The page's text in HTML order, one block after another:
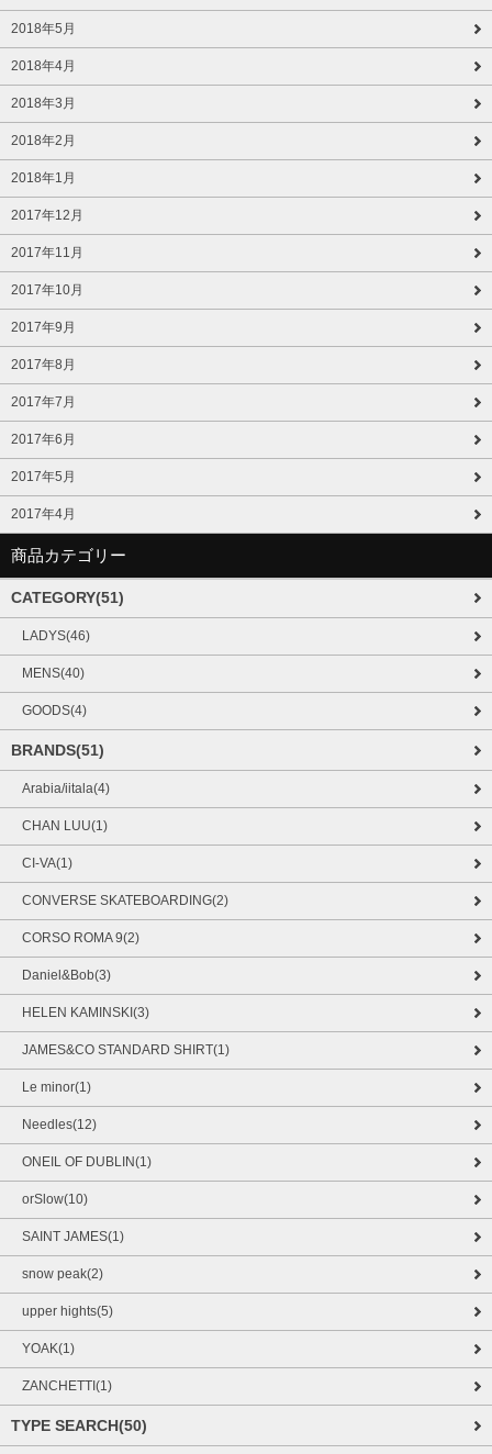
2018年5月
2018年4月
2018年3月
2018年2月
2018年1月
2017年12月
2017年11月
2017年10月
2017年9月
2017年8月
2017年7月
2017年6月
2017年5月
2017年4月
商品カテゴリー
CATEGORY(51)
LADYS(46)
MENS(40)
GOODS(4)
BRANDS(51)
Arabia/iitala(4)
CHAN LUU(1)
CI-VA(1)
CONVERSE SKATEBOARDING(2)
CORSO ROMA 9(2)
Daniel&Bob(3)
HELEN KAMINSKI(3)
JAMES&CO STANDARD SHIRT(1)
Le minor(1)
Needles(12)
ONEIL OF DUBLIN(1)
orSlow(10)
SAINT JAMES(1)
snow peak(2)
upper hights(5)
YOAK(1)
ZANCHETTI(1)
TYPE SEARCH(50)